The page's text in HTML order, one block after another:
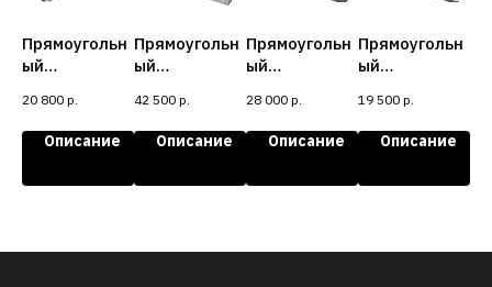
Прямоугольн
ый
1000 EF
20 800 р.
Описание
Прямоугольн
ый
1000 со
стеклом
42 500 р.
Описание
Прямоугольн
ый
800
28 000 р.
Описание
Прямоугольн
ый
600
19 500 р.
Описание